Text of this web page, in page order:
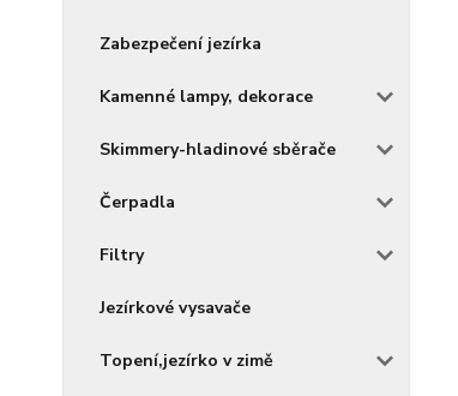
Zabezpečení jezírka
Kamenné lampy, dekorace
Skimmery-hladinové sběrače
Čerpadla
Filtry
Jezírkové vysavače
Topení,jezírko v zimě